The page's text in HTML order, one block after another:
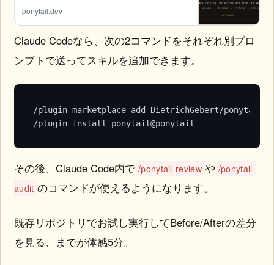
ponytail.dev
Claude Codeなら、次の2コマンドをそれぞれ別プロ
ンプトで送ってスキルを追加できます。
/plugin marketplace add DietrichGebert/ponytail
/plugin install ponytail@ponytail
その後、Claude Code内で /ponytail-review や /ponytail-
audit のコマンドが使えるようになります。
既存リポジトリでお試し実行してBefore/Afterの差分
を見る、までが体感5分。